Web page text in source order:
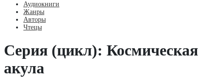
Аудиокниги
Жанры
Авторы
Чтецы
Серия (цикл): Космическая
акула